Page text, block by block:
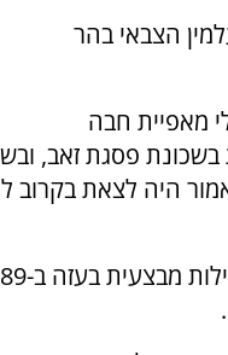
בשעה 11:00 בבית העלמין הצבאי בהר
מאפיית חבה
פסגת זאב,
היה לצאת בקרוב